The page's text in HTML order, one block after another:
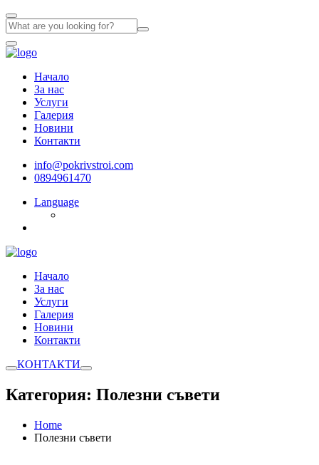
Начало
За нас
Услуги
Галерия
Новини
Контакти
info@pokrivstroi.com
0894961470
Language
Начало
За нас
Услуги
Галерия
Новини
Контакти
КОНТАКТИ
Категория: Полезни съвети
Home
Полезни съвети